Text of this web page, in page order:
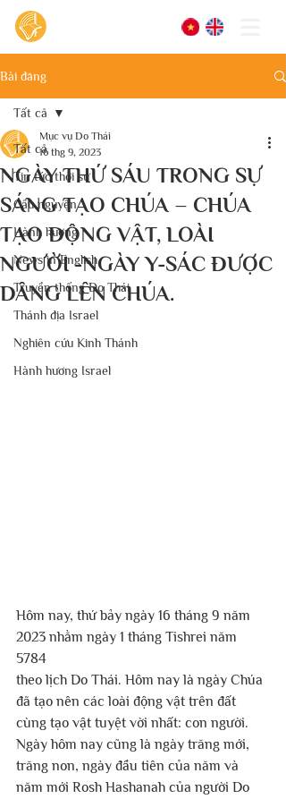
Bài đăng
Tất cả
Tin tức thời sự
Cầu nguyện
Hành hương
News in English
Truyền thống Do Thái
Thánh địa Israel
Nghiên cứu Kinh Thánh
Hành hương Israel
Tất cả
NGÀY THỨ SÁU TRONG SỰ
SÁNG TẠO CHÚA – CHÚA
TẠO ĐỘNG VẬT, LOÀI
NGƯỜI -NGÀY Y-SÁC ĐƯỢC
DÂNG LÊN CHÚA.
Mục vụ Do Thái
16 thg 9, 2023
Hôm nay, thứ bảy ngày 16 tháng 9 năm
2023 nhằm ngày 1 tháng Tishrei năm
5784
theo lịch Do Thái. Hôm nay là ngày Chúa
đã tạo nên các loài động vật trên đất
cùng tạo vật tuyệt vời nhất: con người.
Ngày hôm nay cũng là ngày trăng mới,
trăng non, ngày đầu tiên của năm và
năm mới Rosh Hashanah của người Do